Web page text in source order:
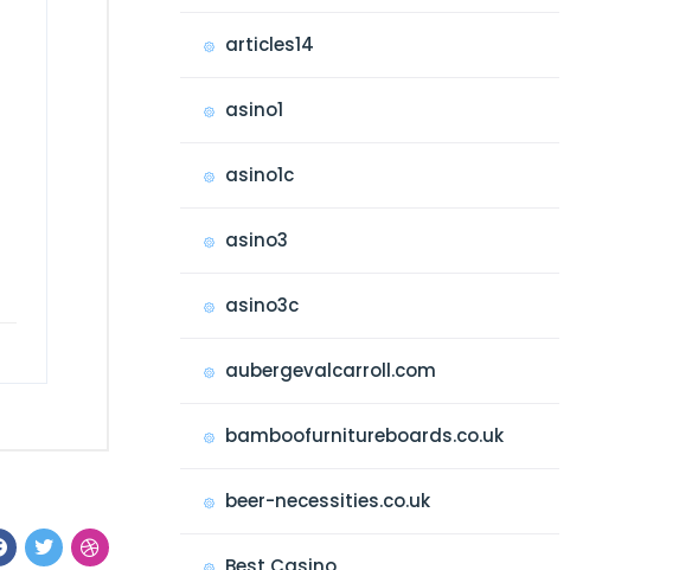
articles14
asino1
asino1c
asino3
asino3c
aubergevalcarroll.com
bamboofurnitureboards.co.uk
beer-necessities.co.uk